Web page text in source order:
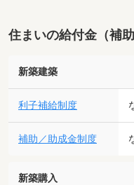
住まいの給付金（補
新築建築
利子補給制度
補助／助成金制度
新築購入